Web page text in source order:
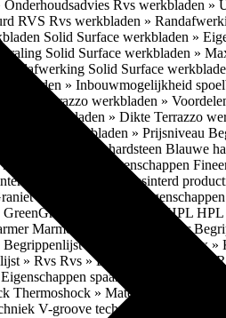
Rvs werkbladen »
RVS Rvs werkbladen »
Solid Surface werkbladen »
Solid Surface werkbladen »
Solid Surface
» Inbouwmogelijkheid
Terrazzo werkbladen »
werkbladen » Dikte Terrazzo
Terrazzo werkbladen » Prijsniveau
» Blauwe hardsteen Blauwe
Fineren » Eigenschappen
productieproces Gesinterd
» Gneis Graniet »
Begrippenlijst » HPL HPL
Marmer » Productie marmer
Begrippenlijst » Multiplex Multiplex
» Rvs Rvs » Eigenschappen RVS
spaanplaat Spaanplaat
Thermoshock » Materialen &
V-groove techniek » Toepasbare